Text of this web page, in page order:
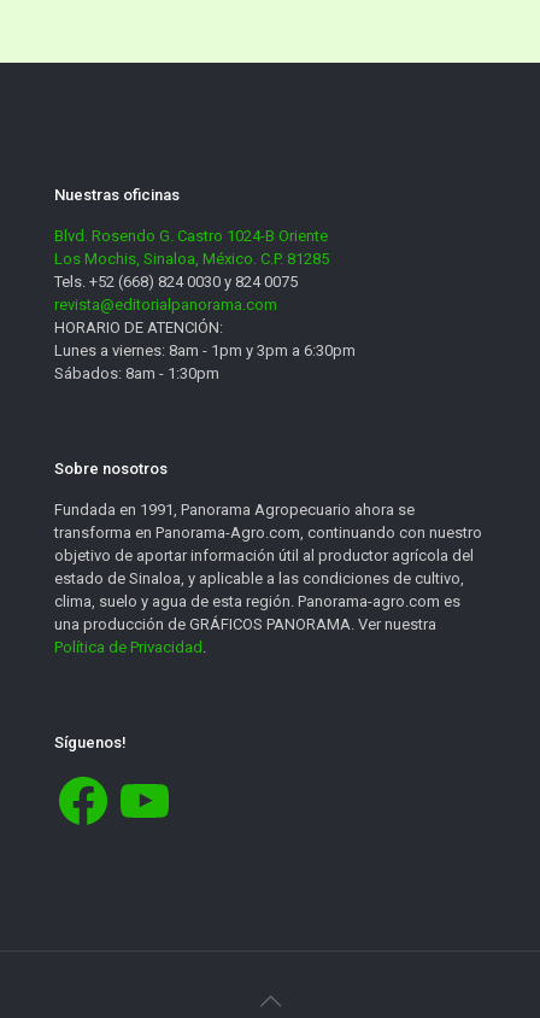
Nuestras oficinas
Blvd. Rosendo G. Castro 1024-B Oriente
Los Mochis, Sinaloa, México. C.P. 81285
Tels. +52 (668) 824 0030 y 824 0075
revista@editorialpanorama.com
HORARIO DE ATENCIÓN:
Lunes a viernes: 8am - 1pm y 3pm a 6:30pm
Sábados: 8am - 1:30pm
Sobre nosotros
Fundada en 1991, Panorama Agropecuario ahora se
transforma en Panorama-Agro.com, continuando con nuestro
objetivo de aportar información útil al productor agrícola del
estado de Sinaloa, y aplicable a las condiciones de cultivo,
clima, suelo y agua de esta región. Panorama-agro.com es
una producción de GRÁFICOS PANORAMA. Ver nuestra
Política de Privacidad .
Síguenos!
Facebook